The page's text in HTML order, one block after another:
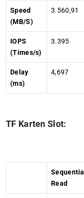
Speed
(MB/S)
3.560,91
IOPS
(Times/s)
3.395
Delay
(ms)
4,697
TF Karten Slot:
Sequential
Read